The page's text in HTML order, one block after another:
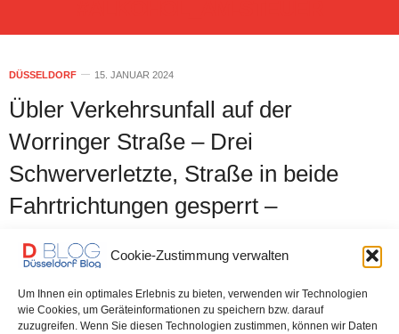
Cookie-Zustimmung verwalten
Um Ihnen ein optimales Erlebnis zu bieten, verwenden wir Technologien
wie Cookies, um Geräteinformationen zu speichern bzw. darauf
zuzugreifen. Wenn Sie diesen Technologien zustimmen, können wir Daten
DÜSSELDORF 15. JANUAR 2024
Übler Verkehrsunfall auf der
Worringer Straße – Drei
Schwerverletzte, Straße in beide
Fahrtrichtungen gesperrt –
Sechsstelliger Sachschaden
späten Sonntagabend wurden insgesamt sechs Menschen…